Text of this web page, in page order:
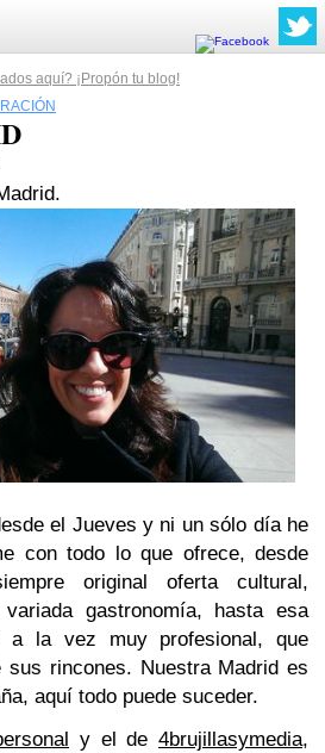
aquí? ¡Propón tu blog!
el Jueves y ni un sólo día he
con todo lo que ofrece, desde
original oferta cultural,
gastronomía, hasta esa
a la vez muy profesional, que
sus rincones. Nuestra Madrid es
aquí todo puede suceder.
y el de 4brujillasymedia,